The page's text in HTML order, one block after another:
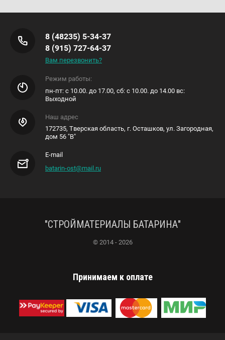
8 (48235) 5-34-37
8 (915) 727-64-37
Вам перезвонить?
Режим работы:
пн-пт: с 10.00. до 17.00, сб: с 10.00. до 14.00 вс:
Выходной
Наш адрес
172735, Тверская область, г. Осташков, ул. Загородная,
дом 56 "В"
E-mail
batarin-ost@mail.ru
"СТРОЙМАТЕРИАЛЫ БАТАРИНА"
© 2014 - 2026
Принимаем к оплате